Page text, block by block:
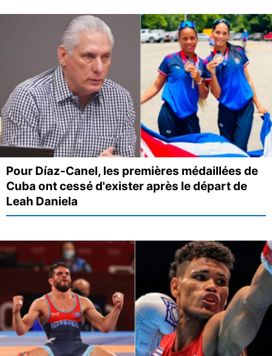
Pour Díaz-Canel, les premières médaillées de
Cuba ont cessé d'exister après le départ de
Leah Daniela